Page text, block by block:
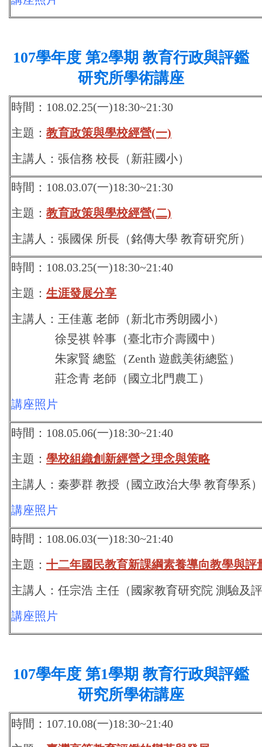
107學年度 第2學期 教育行政與評鑑
研究所學術講座
時間：108.02.25(一)18:30~21:30
主題： 教育政策與學校經營(一)
主講人：張信務 校長（新莊國小）
時間：108.03.07(一)18:30~21:30
主題： 教育政策與學校經營(二)
主講人：張國保 所長（銘傳大學 教育研究所）
時間：108.03.25(一)18:30~21:40
主題： 生涯發展分享
主講人：王佳蕙 老師（新北市秀朗國小）
徐旻祺 幹事（臺北市介壽國中）
朱家賢 總監（Zenth 遊戲美術總監）
莊念青 老師（國立北門農工）
講座照片
時間：108.05.06(一)18:30~21:40
主題： 學校組織創新經營之理念與策略
主講人：秦夢群 教授（國立政治大學 教育學系）
講座照片
時間：108.06.03(一)18:30~21:40
主題： 十二年國民教育新課綱素養導向教學與評
主講人：任宗浩 主任（國家教育研究院 測驗及
講座照片
107學年度 第1學期 教育行政與評鑑
研究所學術講座
時間：107.10.08(一)18:30~21:40